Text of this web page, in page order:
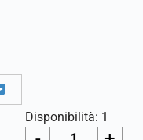
Disponibilità: 1